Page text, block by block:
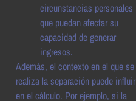
circunstancias personales
que puedan afectar su
capacidad de generar
ingresos.
Además, el contexto en el que se
realiza la separación puede influir
en el cálculo. Por ejemplo, si la